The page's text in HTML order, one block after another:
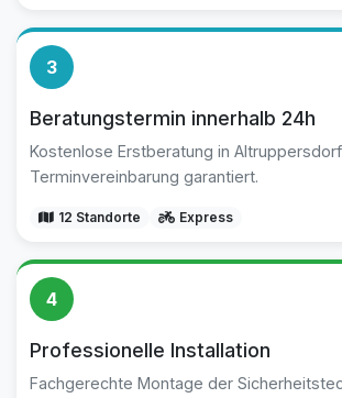
3
Beratungstermin innerhalb 24h
Kostenlose Erstberatung in
Terminvereinbarung garantiert.
12 Standorte Express
4
Professionelle Installation
Fachgerechte Montage der